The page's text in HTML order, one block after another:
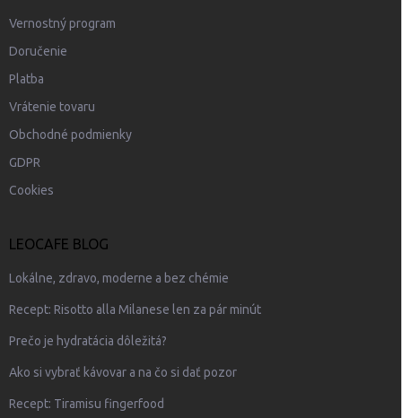
Vernostný program
Doručenie
Platba
Vrátenie tovaru
Obchodné podmienky
GDPR
Cookies
LEOCAFE BLOG
Lokálne, zdravo, moderne a bez chémie
Recept: Risotto alla Milanese len za pár minút
Prečo je hydratácia dôležitá?
Ako si vybrať kávovar a na čo si dať pozor
Recept: Tiramisu fingerfood